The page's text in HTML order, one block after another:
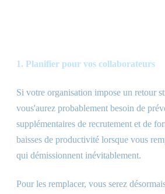
1. Planifier pour vos collaborateurs
Si votre organisation impose un retour
vous'aurez probablement besoin de
supplémentaires de recrutement et de
baisses de productivité lorsque vous
qui démissionnent inévitablement.
Pour les remplacer, vous serez